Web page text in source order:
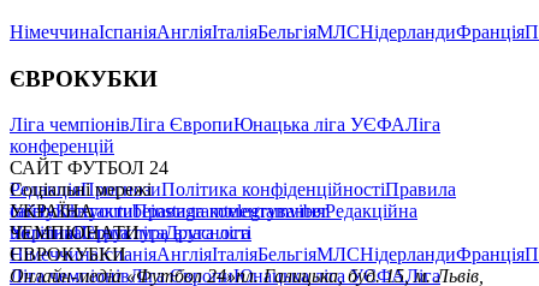
НімеччинаІспаніяАнгліяІталіяБельгіяМЛСНідерландиФранція
ЄВРОКУБКИ
Ліга чемпіонівЛіга ЄвропиЮнацька ліга УЄФАЛіга
конференцій
САЙТ ФУТБОЛ 24
РедакціяПрогнозиПолітика конфіденційностіПравила
сайтуКонтактиПравила коментуванняРедакційна
політикаСтруктура власності
Соціальні мережі
facebookxyoutubeinstagramtelegramviber
УКРАЇНА
УкраїнаПерша лігаДруга ліга
ЧЕМПІОНАТИ
НімеччинаІспаніяАнгліяІталіяБельгіяМЛСНідерландиФранція
ЄВРОКУБКИ
Ліга чемпіонівЛіга ЄвропиЮнацька ліга УЄФАЛіга
Онлайн-медіа «Футбол 24»пл. Галицька, буд. 15, м. Львів,